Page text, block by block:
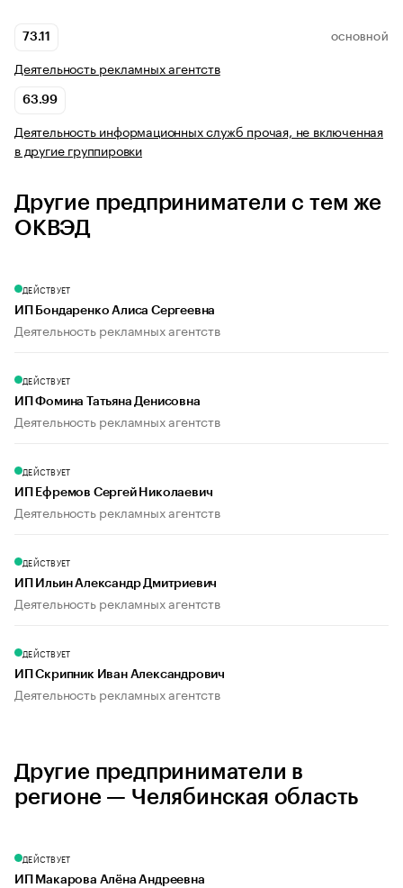
73.11 ОСНОВНОЙ
Деятельность рекламных агентств
63.99
Деятельность информационных служб прочая, не включенная
в другие группировки
Другие предприниматели с тем же
ОКВЭД
ДЕЙСТВУЕТ
ИП Бондаренко Алиса Сергеевна
Деятельность рекламных агентств
ДЕЙСТВУЕТ
ИП Фомина Татьяна Денисовна
Деятельность рекламных агентств
ДЕЙСТВУЕТ
ИП Ефремов Сергей Николаевич
Деятельность рекламных агентств
ДЕЙСТВУЕТ
ИП Ильин Александр Дмитриевич
Деятельность рекламных агентств
ДЕЙСТВУЕТ
ИП Скрипник Иван Александрович
Деятельность рекламных агентств
Другие предприниматели в
регионе — Челябинская область
ДЕЙСТВУЕТ
ИП Макарова Алёна Андреевна